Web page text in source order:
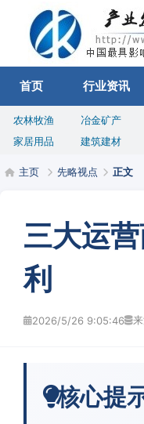
首页 行业资讯
农林牧渔 冶金矿产
家居用品
建筑建材
主页 先略视点 正文
三大运
利
2026/5/26 9:05:46
核心提